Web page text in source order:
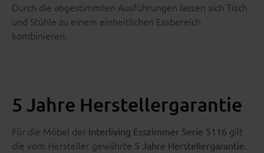
Durch die abgestimmten Ausführungen lassen sich Tisch
und Stühle zu einem einheitlichen Essbereich
kombinieren.
5 Jahre Herstellergarantie
Für die Möbel der Interliving Esszimmer Serie 5116 gilt
die vom Hersteller gewährte 5 Jahre Herstellergarantie.